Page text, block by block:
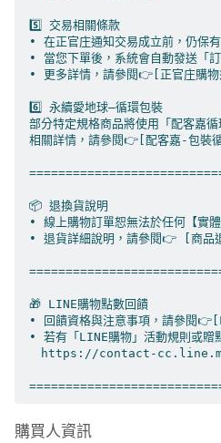
5️⃣ 交易相關條款
• 在正官庄通知交易成立前，仍保
• 當您下單後，系統會自動發送「
• 更多詳情，請參閱👉[正官
6️⃣ 永續愛地球—循環包裝
部分特定規格商品將使用「配客嘉
相關詳情，請參閱👉[配客嘉-
📦 退換貨說明
• 線上購物訂單恕無法於任何【實
• 退貨詳細說明，請參閱👉 [
🎁 LINE購物點數回饋
• 回饋資格與注意事項，請參
• 若有「LINE購物」活動規則或
https://contact-
購買人資訊